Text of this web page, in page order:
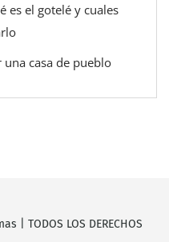
es el gotelé y cuales
casa de pueblo
| TODOS LOS DERECHOS